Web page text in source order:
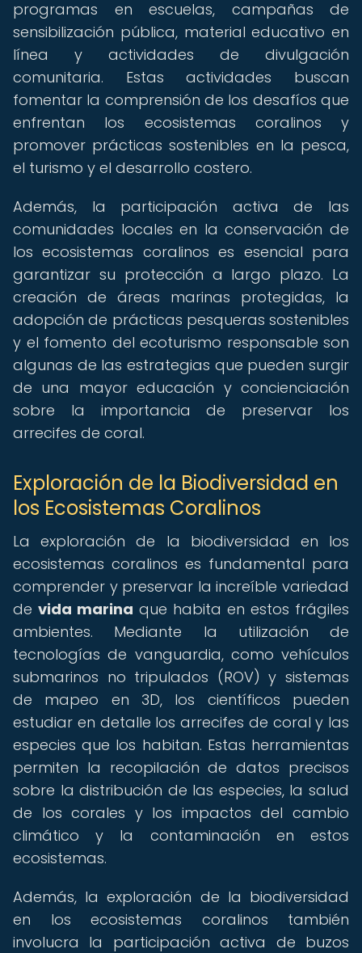
programas en escuelas, campañas de
sensibilización pública, material educativo en
línea y actividades de divulgación
comunitaria. Estas actividades buscan
fomentar la comprensión de los desafíos que
enfrentan los ecosistemas coralinos y
promover prácticas sostenibles en la pesca,
el turismo y el desarrollo costero.
Además, la participación activa de las
comunidades locales en la conservación de
los ecosistemas coralinos es esencial para
garantizar su protección a largo plazo. La
creación de áreas marinas protegidas, la
adopción de prácticas pesqueras sostenibles
y el fomento del ecoturismo responsable son
algunas de las estrategias que pueden surgir
de una mayor educación y concienciación
sobre la importancia de preservar los
arrecifes de coral.
Exploración de la Biodiversidad en
los Ecosistemas Coralinos
La exploración de la biodiversidad en los
ecosistemas coralinos es fundamental para
comprender y preservar la increíble variedad
de vida marina que habita en estos frágiles
ambientes. Mediante la utilización de
tecnologías de vanguardia, como vehículos
submarinos no tripulados (ROV) y sistemas
de mapeo en 3D, los científicos pueden
estudiar en detalle los arrecifes de coral y las
especies que los habitan. Estas herramientas
permiten la recopilación de datos precisos
sobre la distribución de las especies, la salud
de los corales y los impactos del cambio
climático y la contaminación en estos
ecosistemas.
Además, la exploración de la biodiversidad
en los ecosistemas coralinos también
involucra la participación activa de buzos